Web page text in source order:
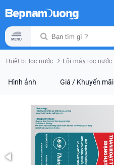
Thiết bị lọc nước Lõi máy lọc nước
Hình ảnh Giá / Khuyến mãi